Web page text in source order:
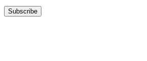
Subscribe